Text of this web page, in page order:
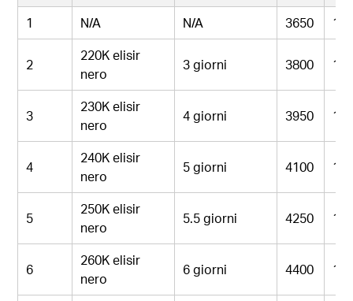
1
N/A N/A 3650
2
220K elisir
nero
3 giorni 3800
3
230K elisir
nero
4 giorni 3950
4
240K elisir
nero
5 giorni 4100
5
250K elisir
nero
5.5 giorni 4250
6
260K elisir
nero
6 giorni 4400